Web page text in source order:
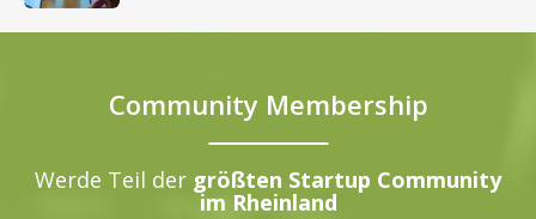
Community Membership
Werde Teil der größten Startup Community
im Rheinland